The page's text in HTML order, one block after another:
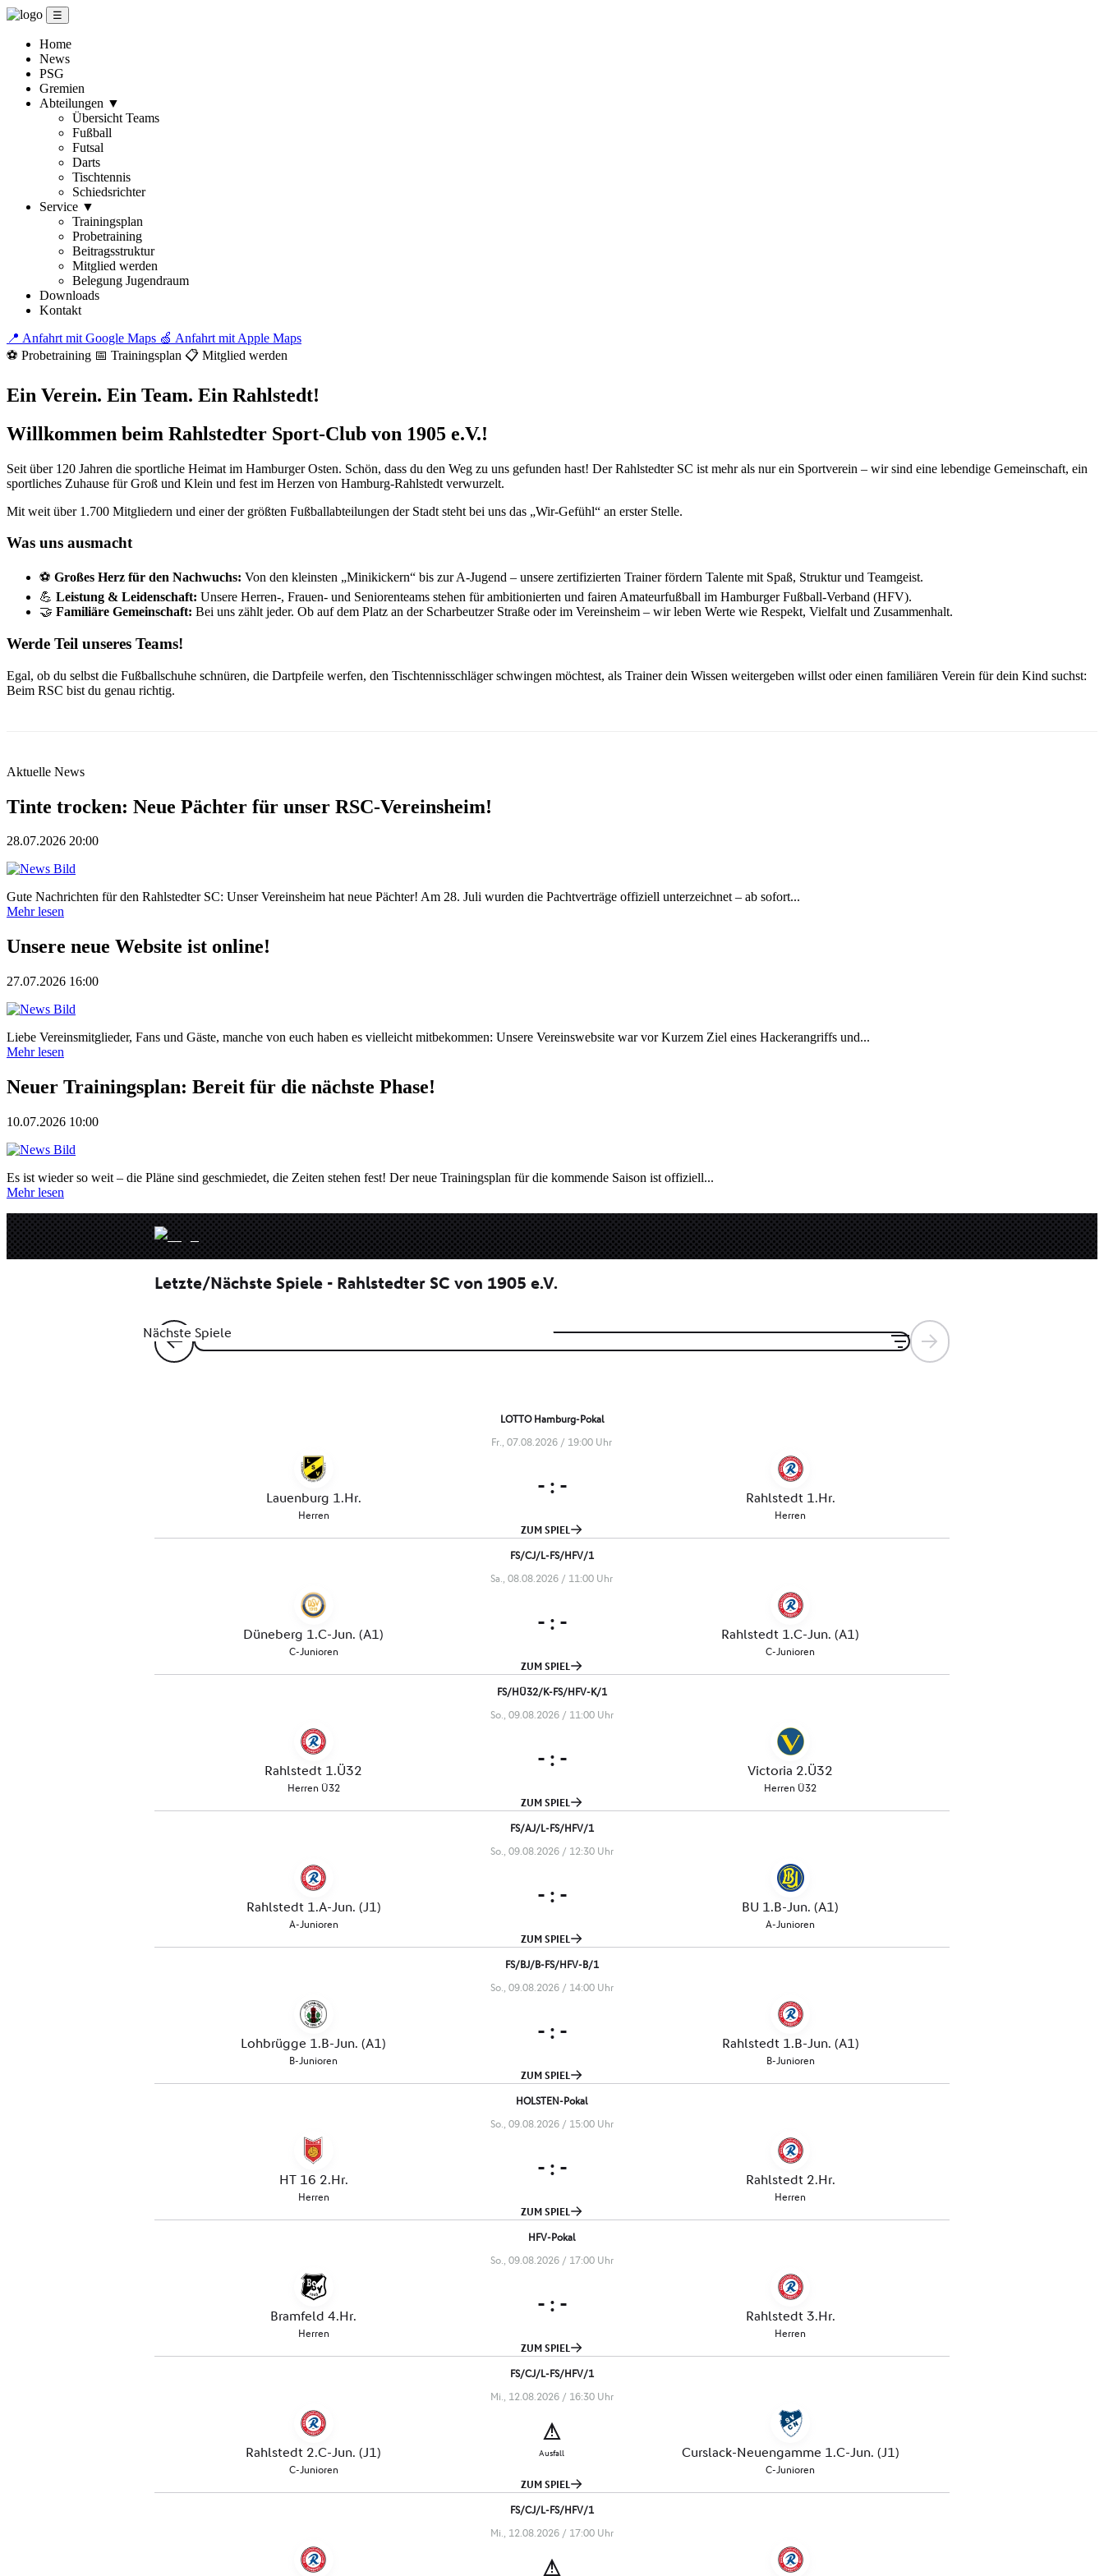
☰
Home
News
PSG
Gremien
Abteilungen ▼
Übersicht Teams
Fußball
Futsal
Darts
Tischtennis
Schiedsrichter
Service ▼
Trainingsplan
Probetraining
Beitragsstruktur
Mitglied werden
Belegung Jugendraum
Downloads
Kontakt
📍 Anfahrt mit Google Maps 🍏 Anfahrt mit Apple Maps
⚽ Probetraining 📅 Trainingsplan 📋 Mitglied werden
Ein Verein. Ein Team. Ein Rahlstedt!
Willkommen beim Rahlstedter Sport-Club von 1905 e.V.!
Seit über 120 Jahren die sportliche Heimat im Hamburger Osten. Schön, dass du den Weg zu uns gefunden hast! Der Rahlstedter SC ist mehr als nur ein Sportverein – wir sind eine lebendige Gemeinschaft, ein
sportliches Zuhause für Groß und Klein und fest im Herzen von Hamburg-Rahlstedt verwurzelt.
Mit weit über 1.700 Mitgliedern und einer der größten Fußballabteilungen der Stadt steht bei uns das „Wir-Gefühl“ an erster Stelle.
Was uns ausmacht
⚽ Großes Herz für den Nachwuchs: Von den kleinsten „Minikickern“ bis zur A-Jugend – unsere zertifizierten Trainer fördern Talente mit Spaß, Struktur und Teamgeist.
💪 Leistung & Leidenschaft: Unsere Herren-, Frauen- und Seniorenteams stehen für ambitionierten und fairen Amateurfußball im Hamburger Fußball-Verband (HFV).
🤝 Familiäre Gemeinschaft: Bei uns zählt jeder. Ob auf dem Platz an der Scharbeutzer Straße oder im Vereinsheim – wir leben Werte wie Respekt, Vielfalt und Zusammenhalt.
Werde Teil unseres Teams!
Egal, ob du selbst die Fußballschuhe schnüren, die Dartpfeile werfen, den Tischtennisschläger schwingen möchtest, als Trainer dein Wissen weitergeben willst oder einen familiären Verein für dein Kind suchst:
Beim RSC bist du genau richtig.
Aktuelle News
Tinte trocken: Neue Pächter für unser RSC-Vereinsheim!
28.07.2026 20:00
Gute Nachrichten für den Rahlstedter SC: Unser Vereinsheim hat neue Pächter! Am 28. Juli wurden die Pachtverträge offiziell unterzeichnet – ab sofort...
Mehr lesen
Unsere neue Website ist online!
27.07.2026 16:00
Liebe Vereinsmitglieder, Fans und Gäste, manche von euch haben es vielleicht mitbekommen: Unsere Vereinswebsite war vor Kurzem Ziel eines Hackerangriffs und...
Mehr lesen
Neuer Trainingsplan: Bereit für die nächste Phase!
10.07.2026 10:00
Es ist wieder so weit – die Pläne sind geschmiedet, die Zeiten stehen fest! Der neue Trainingsplan für die kommende Saison ist offiziell...
Mehr lesen